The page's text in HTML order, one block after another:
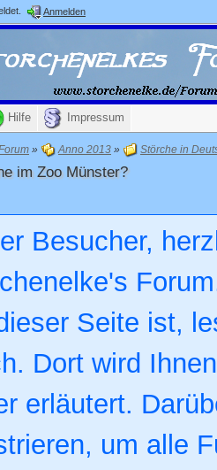
Anmelden
Hilfe Impressum
» Anno 2013 » Störche in
im Zoo Münster?
Besucher,
Seite ist,
Dort wird
erläutert.
um alle